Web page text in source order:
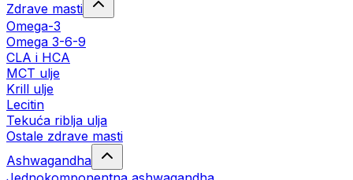
Zdrave masti
Omega-3
Omega 3-6-9
CLA i HCA
MCT ulje
Krill ulje
Lecitin
Tekuća riblja ulja
Ostale zdrave masti
Ashwagandha